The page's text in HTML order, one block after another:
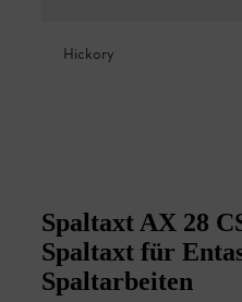
Hickory
Spaltaxt AX 28
Spaltaxt für
Spaltarbeiten